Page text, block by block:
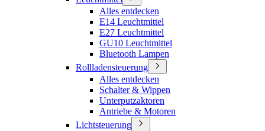
Alles entdecken
E14 Leuchtmittel
E27 Leuchtmittel
GU10 Leuchtmittel
Bluetooth Lampen
Rollladensteuerung
Alles entdecken
Schalter & Wippen
Unterputzaktoren
Antriebe & Motoren
Lichtsteuerung